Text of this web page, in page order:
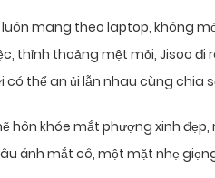
mang theo laptop, không
thỉnh thoảng mệt mỏi, Jisoo đi
có thể an ủi lẫn nhau cùng chia
hôn khóe mắt phượng xinh
ánh mắt cô, một mặt nhẹ